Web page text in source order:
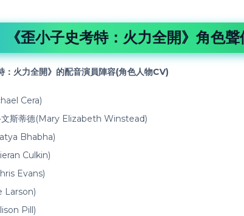
《歪小子史考特：火力全開》角色聲
火力全開》 的配音演員陣容(角色人物CV)
Cera)
·文斯蒂德(Mary Elizabeth Winstead)
Bhabha)
Culkin)
Evans)
Larson)
Pill)